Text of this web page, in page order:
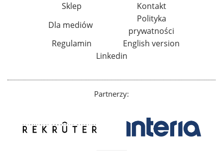
Sklep
Kontakt
Dla mediów
Polityka
prywatności
Regulamin
English version
Linkedin
Partnerzy: